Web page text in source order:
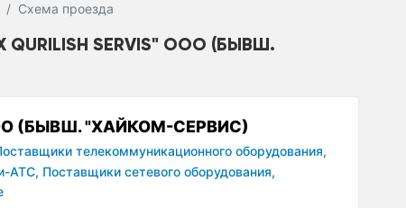
Схема проезда
SERVIS" ООО (БЫВШ.
(БЫВШ. "ХАЙКОМ-СЕРВИС)
телекоммуникационного оборудования,
АТС, Поставщики сетевого оборудования,